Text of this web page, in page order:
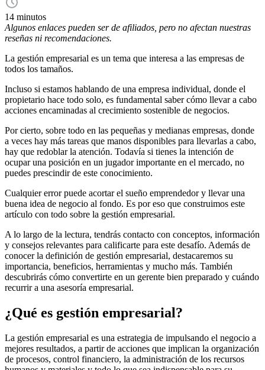
14 minutos
Algunos enlaces pueden ser de afiliados, pero no afectan nuestras
reseñas ni recomendaciones.
La gestión empresarial es un tema que interesa a las empresas de
todos los tamaños.
Incluso si estamos hablando de una empresa individual, donde el
propietario hace todo solo, es fundamental saber cómo llevar a cabo
acciones encaminadas al crecimiento sostenible de negocios.
Por cierto, sobre todo en las pequeñas y medianas empresas, donde
a veces hay más tareas que manos disponibles para llevarlas a cabo,
hay que redoblar la atención. Todavía si tienes la intención de
ocupar una posición en un jugador importante en el mercado, no
puedes prescindir de este conocimiento.
Cualquier error puede acortar el sueño emprendedor y llevar una
buena idea de negocio al fondo. Es por eso que construimos este
artículo con todo sobre la gestión empresarial.
A lo largo de la lectura, tendrás contacto con conceptos, información
y consejos relevantes para calificarte para este desafío. Además de
conocer la definición de gestión empresarial, destacaremos su
importancia, beneficios, herramientas y mucho más. También
descubrirás cómo convertirte en un gerente bien preparado y cuándo
recurrir a una asesoría empresarial.
¿Qué es gestión empresarial?
La gestión empresarial es una estrategia de impulsando el negocio a
mejores resultados, a partir de acciones que implican la organización
de procesos, control financiero, la administración de los recursos